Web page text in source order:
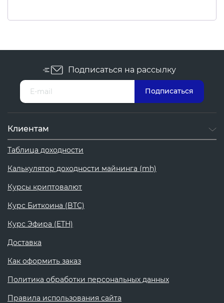
Подписаться на рассылку
Клиентам
Таблица доходности
Калькулятор доходности майнинга (mh)
Курсы криптовалют
Курс Биткоина (BTC)
Курс Эфира (ETH)
Доставка
Как оформить заказ
Политика обработки персональных данных
Правила использования сайта